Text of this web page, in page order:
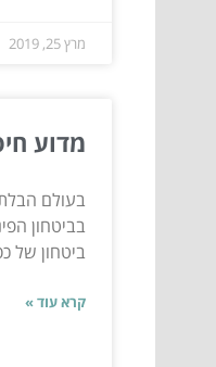
מרץ 25, 2019
מדוע
בעולם
בביטחון
ביטחון של
קרא עוד »